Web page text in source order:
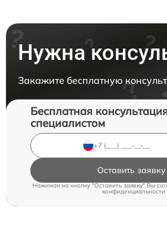
Нужна
Закажите бесплатную
Бесплатная
специалистом
Оставить заявку
Нажимая на кнопку "Оставить заявку" Вы
конфиденциальности